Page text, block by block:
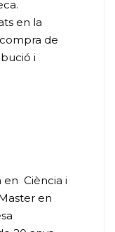
en la
de
i
en Ciència i
en